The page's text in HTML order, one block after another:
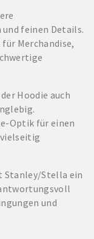
feinen Details.
Merchandise,
Hoodie auch
Optik für einen
Stanley/Stella ein
und